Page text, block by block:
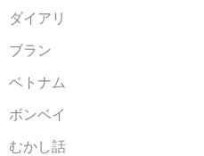
ダイアリ
ブラン
ベトナム
ボンベイ
むかし話